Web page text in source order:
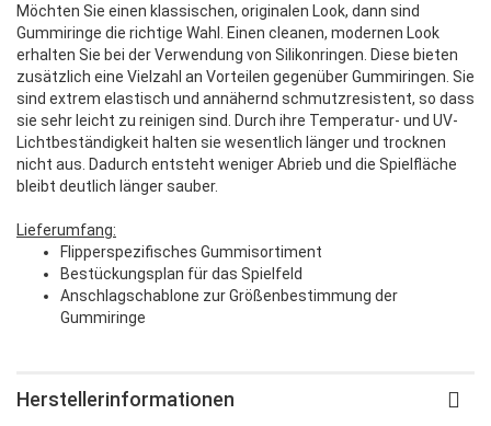
Möchten Sie einen klassischen, originalen Look, dann sind
Gummiringe die richtige Wahl. Einen cleanen, modernen Look
erhalten Sie bei der Verwendung von Silikonringen. Diese bieten
zusätzlich eine Vielzahl an Vorteilen gegenüber Gummiringen. Sie
sind extrem elastisch und annähernd schmutzresistent, so dass
sie sehr leicht zu reinigen sind. Durch ihre Temperatur- und UV-
Lichtbeständigkeit halten sie wesentlich länger und trocknen
nicht aus. Dadurch entsteht weniger Abrieb und die Spielfläche
bleibt deutlich länger sauber.
Lieferumfang:
Flipperspezifisches Gummisortiment
Bestückungsplan für das Spielfeld
Anschlagschablone zur Größenbestimmung der
Gummiringe
Herstellerinformationen